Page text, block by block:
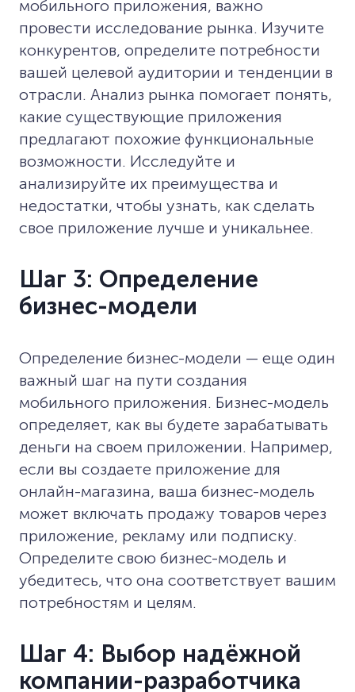
мобильного приложения, важно
провести исследование рынка. Изучите
конкурентов, определите потребности
вашей целевой аудитории и тенденции в
отрасли. Анализ рынка помогает понять,
какие существующие приложения
предлагают похожие функциональные
возможности. Исследуйте и
анализируйте их преимущества и
недостатки, чтобы узнать, как сделать
свое приложение лучше и уникальнее.
Шаг 3: Определение
бизнес-модели
Определение бизнес-модели — еще один
важный шаг на пути создания
мобильного приложения. Бизнес-модель
определяет, как вы будете зарабатывать
деньги на своем приложении. Например,
если вы создаете приложение для
онлайн-магазина, ваша бизнес-модель
может включать продажу товаров через
приложение, рекламу или подписку.
Определите свою бизнес-модель и
убедитесь, что она соответствует вашим
потребностям и целям.
Шаг 4: Выбор надёжной
компании-разработчика